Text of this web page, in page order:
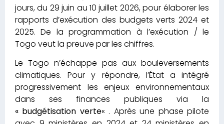
jours, du 29 juin au 10 juillet 2026, pour élaborer les
rapports d’exécution des budgets verts 2024 et
2025. De la programmation à l’exécution / le
Togo veut la preuve par les chiffres.
Le Togo n’échappe pas aux bouleversements
climatiques. Pour y répondre, l’État a intégré
progressivement les enjeux environnementaux
dans ses finances publiques via la
« budgétisation verte« . Après une phase pilote